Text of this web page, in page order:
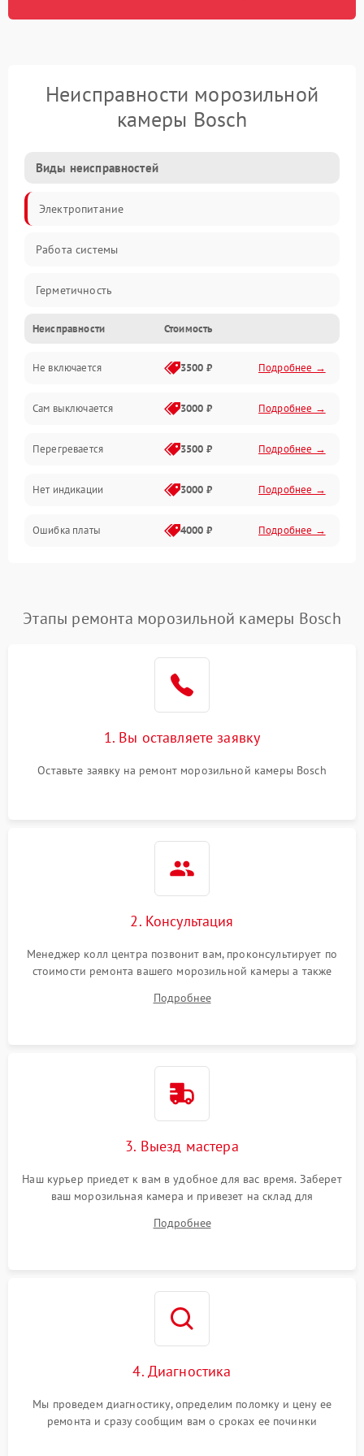
Неисправности морозильной
камеры Bosch
Виды неисправностей
Электропитание
Работа системы
Герметичность
Механика
Неисправности Стоимость
Не включается 3500 ₽ Подробнее →
Сам выключается 3000 ₽ Подробнее →
Перегревается 3500 ₽ Подробнее →
Нет индикации 3000 ₽ Подробнее →
Ошибка платы 4000 ₽ Подробнее →
Этапы ремонта морозильной камеры Bosch
1. Вы оставляете заявку
Оставьте заявку на ремонт морозильной камеры Bosch
2. Консультация
Менеджер колл центра позвонит вам, проконсультирует по
стоимости ремонта вашего морозильной камеры а также
Подробнее
3. Выезд мастера
Наш курьер приедет к вам в удобное для вас время. Заберет
ваш морозильная камера и привезет на склад для
Подробнее
4. Диагностика
Мы проведем диагностику, определим поломку и цену ее
ремонта и сразу сообщим вам о сроках ее починки